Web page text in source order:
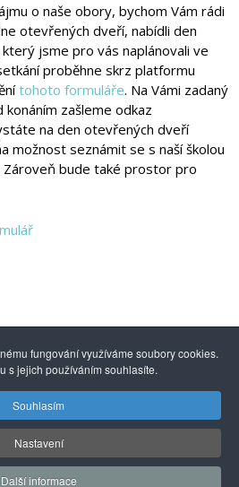
o naše obory, bychom Vám rádi
otevřených dveří, nabídli den
jsme pro vás naplánovali ve
proběhne skrz platformu
tohoto formuláře. Na Vámi zadaný
zašleme odkaz
na den otevřených dveří
možnost seznámit se s naší školou
bude také prostor pro
mezinárodních a veřejných
1580, 155 00 Praha 5, +420
846 |info@gmvv.cz
Agionet.cz
fungování využíváme soubory cookies.
s jejich používáním souhlasíte.
Souhlasím
Nastavení
Další informace